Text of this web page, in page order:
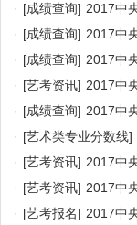
· [成绩查询] 2017中
· [成绩查询] 2017中
· [成绩查询] 2017中
· [艺考资讯] 2017中
· [成绩查询] 2017中
· [艺术类专业分数线]
· [艺考资讯] 2017中
· [艺考资讯] 2017中
· [艺考报名] 2017中